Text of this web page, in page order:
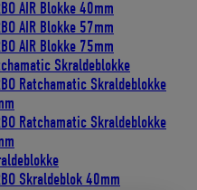
AIR Blokke 40mm
AIR Blokke 57mm
AIR Blokke 75mm
Skraldeblokke
Ratchamatic Skraldeblokke
Ratchamatic Skraldeblokke
Skraldeblok 40mm